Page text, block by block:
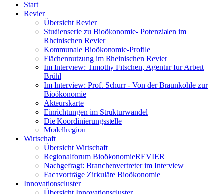
Start
Revier
Übersicht Revier
Studienserie zu Bioökonomie- Potenzialen im
Rheinischen Revier
Kommunale Bioökonomie-Profile
Flächennutzung im Rheinischen Revier
Im Interview: Timothy Fitschen, Agentur für Arbeit
Brühl
Im Interview: Prof. Schurr - Von der Braunkohle zur
Bioökonomie
Akteurskarte
Einrichtungen im Strukturwandel
Die Koordinierungsstelle
Modellregion
Wirtschaft
Übersicht Wirtschaft
Regionalforum BioökonomieREVIER
Nachgefragt: Branchenvertreter im Interview
Fachvorträge Zirkuläre Bioökonomie
Innovationscluster
Übersicht Innovationscluster